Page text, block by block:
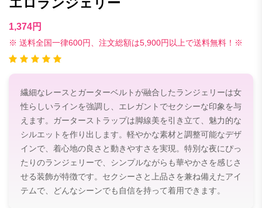
エロランジェリー
1,374円
※ 送料全国一律600円、注文総額は5,900円以上で送料無料！※
繊細なレースとガーターベルトが融合したランジェリーは女
性らしいラインを強調し、エレガントでセクシーな印象を与
えます。ガーターストラップは脚線美を引き立て、魅力的な
シルエットを作り出します。軽やかな素材と調整可能なデザ
インで、着心地の良さと動きやすさを実現。特別な夜にぴっ
たりのランジェリーで、シンプルながらも華やかさを感じさ
せる装飾が特徴です。セクシーさと上品さを兼ね備えたアイ
テムで、どんなシーンでも自信を持って着用できます。